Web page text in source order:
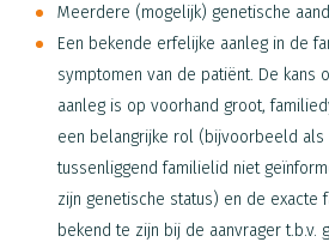
Meerdere (mogelijk) genetische
Een bekende erfelijke aanleg in de
symptomen van de patiënt. De kans
aanleg is op voorhand groot,
een belangrijke rol (bijvoorbeeld als
tussenliggend familielid niet
zijn genetische status) en de exacte
bekend te zijn bij de aanvrager t.b.v.